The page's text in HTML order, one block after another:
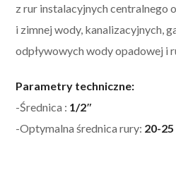
z rur instalacyjnych centralnego
i zimnej wody, kanalizacyjnych,
odpływowych wody opadowej i
Parametry techniczne:
-Średnica : 1/2″
-Optymalna średnica rury: 20-